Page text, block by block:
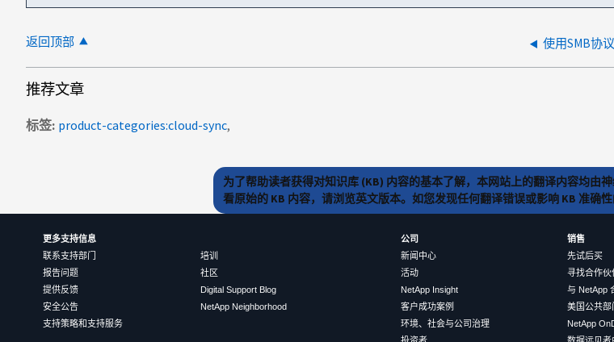
返回顶部 使用SMB协
推荐文章
标签 product-categories:cloud-sync
为了帮助读者获得对知识库 (KB) 内容的基本了解，本网站上的翻译内容均由
看原始的 KB 内容，请浏览英文版本。如您发现任何翻译错误或影响 KB 准确
更多支持信息
联系支持部门
报告问题
提供反馈
安全公告
支持策略和支持服务
培训
社区
Digital Support Blog
NetApp Neighborhood
公司
新闻中心
活动
NetApp Insight
客户成功案例
环境、社会与公司治理
销售
先试后买
寻找合作伙
与 NetApp
美国公共部
NetApp